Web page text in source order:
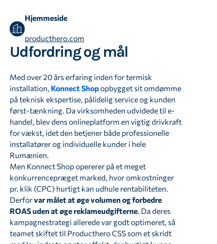
Hjemmeside
producthero.com
Udfordring og mål
Med over 20 års erfaring inden for termisk
installation, Konnect Shopopbygget sit omdømme
på teknisk ekspertise, pålidelig service og kunden
først-tænkning. Da virksomheden udvidede til e-
handel, blev dens onlineplatform en vigtig drivkraft
for vækst, idet den betjener både professionelle
installatører og individuelle kunder i hele
Rumænien.
Men Konnect Shop opererer på et meget
konkurrencepræget marked, hvor omkostninger
pr. klik (CPC) hurtigt kan udhule rentabiliteten.
Derforvar målet atøge volumen og forbedre
ROAS uden at øge reklameudgifterne. Da deres
kampagnestrategi allerede var godt optimeret, så
teamet skiftet til Producthero CSS som et skridt